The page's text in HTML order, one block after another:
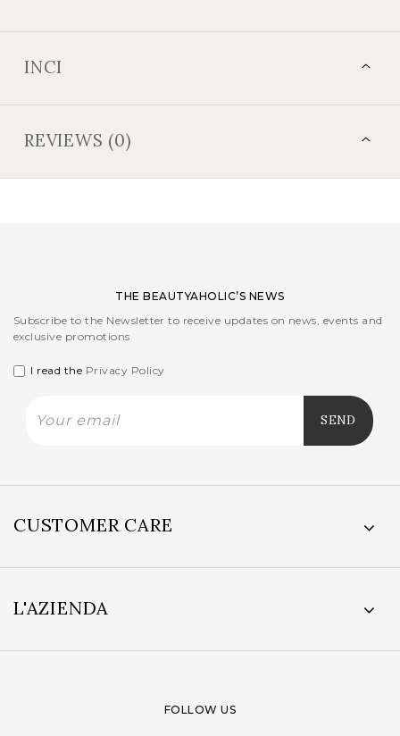
INCI
REVIEWS (0)
THE BEAUTYAHOLIC’S NEWS
Subscribe to the Newsletter to receive updates on news, events and
exclusive promotions
I read the Privacy Policy
CUSTOMER CARE
L'AZIENDA
FOLLOW US